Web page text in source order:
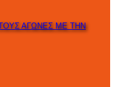
ΤΟΥΣ ΑΓΩΝΕΣ ΜΕ ΤΗΝ